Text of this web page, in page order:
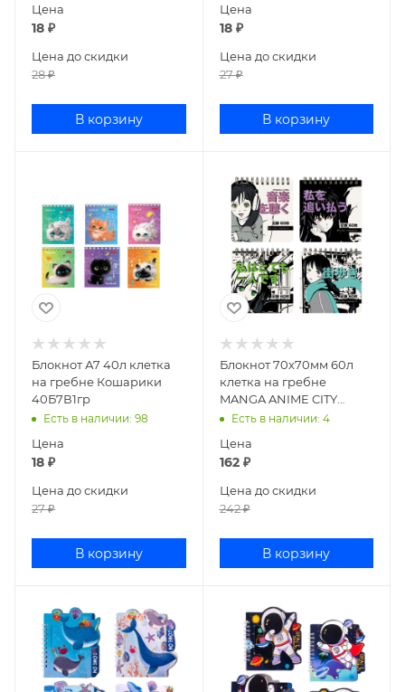
Цена
18 ₽
Цена до скидки
28₽
В корзину
Цена
18₽
Цена до скидки
27₽
В корзину
Блокнот А7 40л клетка
на гребне Кошарики
40Б7В1гр
Есть в наличии: 98
Цена
18 ₽
Цена до скидки
27₽
В корзину
Блокнот 70х70мм 60л
клетка на гребне
MANGA ANIME CITY
ассорти 3-652/02
Есть в наличии: 4
Цена
162₽
Цена до скидки
242₽
В корзину